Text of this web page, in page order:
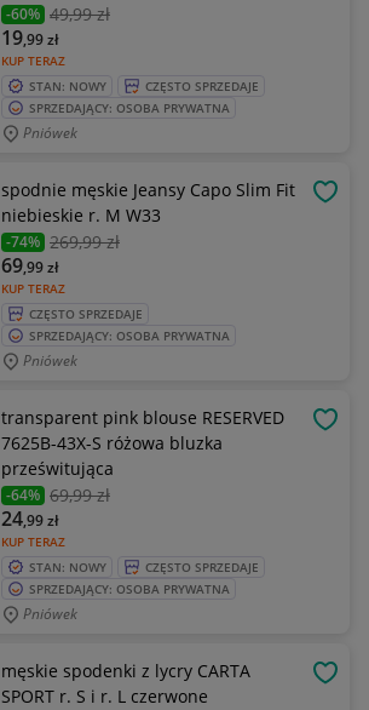
-60% 49,99 zł
KUP TERAZ
19,99zł
STAN: NOWY
CZĘSTO SPRZEDAJE
SPRZEDAJĄCY: OSOBA PRYWATNA
Pniówek
spodnie męskie Jeansy Capo Slim Fit
niebieskie r. M W33
-74% 269,99 zł
KUP TERAZ
69,99zł
CZĘSTO SPRZEDAJE
SPRZEDAJĄCY: OSOBA PRYWATNA
Pniówek
transparent pink blouse RESERVED
7625B-43X-S różowa bluzka
prześwitująca
-64% 69,99 zł
KUP TERAZ
24,99zł
STAN: NOWY
CZĘSTO SPRZEDAJE
SPRZEDAJĄCY: OSOBA PRYWATNA
Pniówek
męskie spodenki z lycry CARTA
SPORT r. S i r. L czerwone